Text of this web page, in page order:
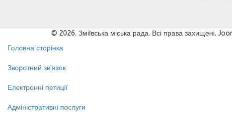
© 2026. Зміївська міська рада. Всі права захищені.
Головна сторінка
Зворотний зв'язок
Електронні петиції
Адміністративні послуги